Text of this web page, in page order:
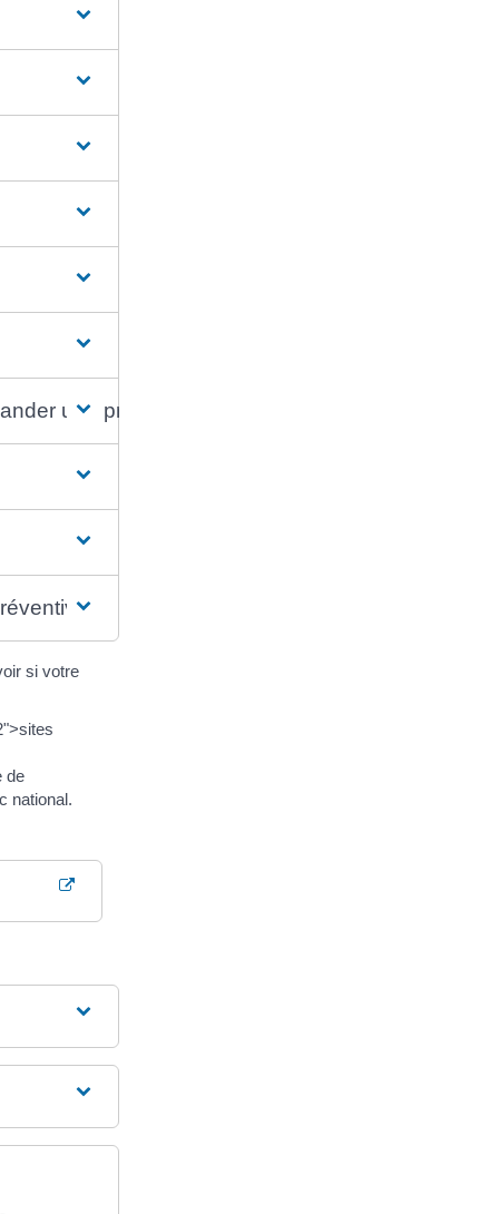
une prolongation
si votre
de
national.